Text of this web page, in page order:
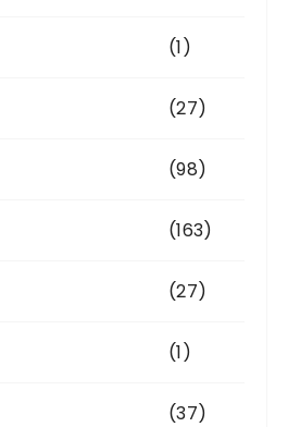
(1)
(27)
(98)
(163)
(27)
(1)
(37)